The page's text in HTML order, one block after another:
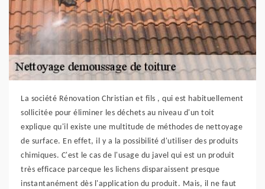
La société Rénovation Christian et fils , qui est habituellement
sollicitée pour éliminer les déchets au niveau d'un toit
explique qu'il existe une multitude de méthodes de nettoyage
de surface. En effet, il y a la possibilité d'utiliser des produits
chimiques. C'est le cas de l'usage du javel qui est un produit
très efficace parceque les lichens disparaissent presque
instantanément dès l'application du produit. Mais, il ne faut